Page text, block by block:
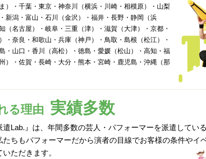
ま）・千葉・東京・神奈川（横浜・川崎・相模原）・山梨
・新潟・富山・石川（金沢）・福井・長野・静岡（浜
（名古屋）・岐阜・三重（津）・滋賀（大津）・京都・
・奈良・和歌山・兵庫（神戸）・鳥取・島根（松江）・
・山口・香川（高松）・徳島・愛媛（松山）・高知・福
）・佐賀・長崎・大分・熊本・宮崎・鹿児島・沖縄（那
る理由 実績多数
遣Lab.』は、年間多数の芸人・パフォーマーを派遣してい
たちもパフォーマーだから演者の目線でお客様の条件やイ
ただきます。